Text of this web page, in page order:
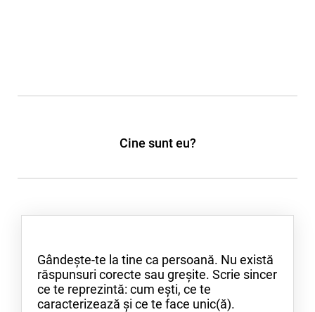
Cine sunt eu?
Gândește-te la tine ca persoană. Nu există
răspunsuri corecte sau greșite. Scrie sincer
ce te reprezintă: cum ești, ce te
caracterizează și ce te face unic(ă).